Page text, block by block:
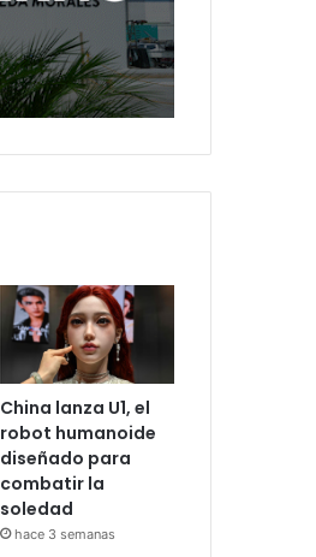
China lanza U1, el
robot humanoide
diseñado para
combatir la
soledad
hace 3 semanas